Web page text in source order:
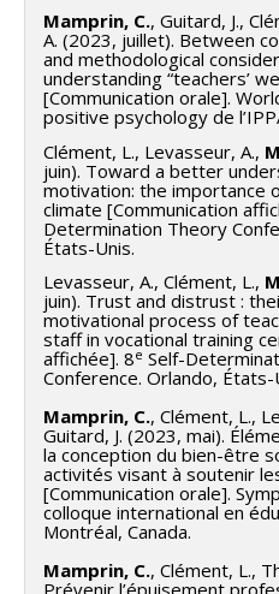
Mamprin, C., Guitard, J.,
A. (2023, juillet). Between
and methodological
understanding “teachers’
[Communication orale].
positive psychology de
Clément, L., Levasseur, A.,
juin). Toward a better
motivation: the importance
climate [Communication
Determination Theory
États-Unis.
Levasseur, A., Clément, L.,
juin). Trust and distrust :
motivational process of
staff in vocational training
affichée]. 8e Self-
Conference. Orlando, États-
Mamprin, C., Clément, L.,
Guitard, J. (2023, mai).
la conception du bien-être
activités visant à soutenir
[Communication orale].
colloque international en
Montréal, Canada.
Mamprin, C., Clément, L.,